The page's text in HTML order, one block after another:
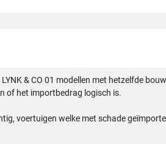
& CO 01 modellen met hetzelfde
of het importbedrag logisch is.
voertuigen welke met schade